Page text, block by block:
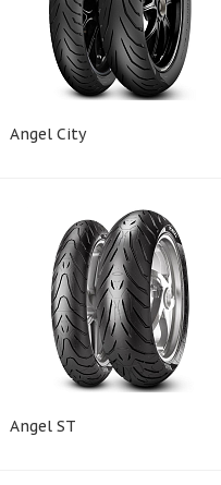
Angel City
Angel ST